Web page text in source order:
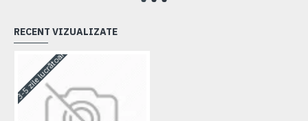
RECENT VIZUALIZATE
3-5 zile lucrătoare